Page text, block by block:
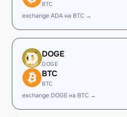
BTC
exchange ADA на BTC →
DOGE
DOGE
BTC
BTC
exchange DOGE на BTC →